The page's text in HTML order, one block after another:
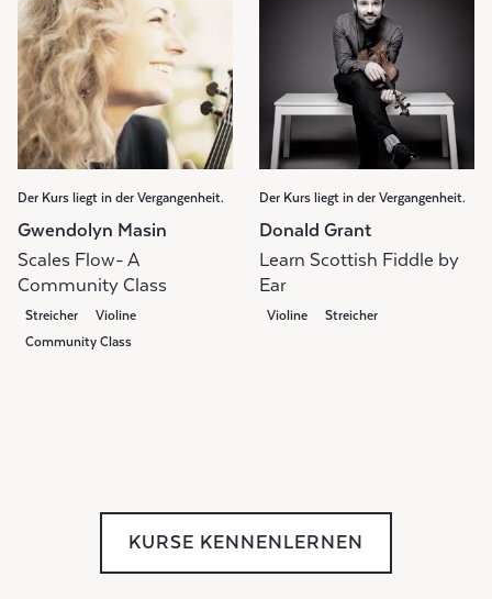
Der Kurs liegt in der Vergangenheit.
Gwendolyn Masin
Scales Flow- A
Community Class
Streicher
Violine
Community Class
Der Kurs liegt in der Vergangenheit.
Donald Grant
Learn Scottish Fiddle by
Ear
Violine Streicher
KURSE KENNENLERNEN